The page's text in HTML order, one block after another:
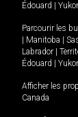
Édouard
Parcourir les
Manitoba
Labrador
Édouard
Afficher les
Canada